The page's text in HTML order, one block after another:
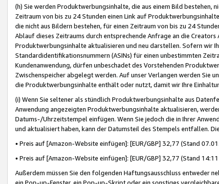
(h) Sie werden Produktwerbungsinhalte, die aus einem Bild bestehen,
Zeitraum von bis zu 24 Stunden einen Link auf
die nicht aus Bildern bestehen, für einen Zeitraum von bis zu 24
Ablauf dieses Zeitraums durch entsprechende Anfrage an die
Produktwerbungsinhalte aktualisieren und neu darstellen. Sofern wir
Standardidentifikationsnummern (ASINs) für einen unbestimmten
Kundenanwendung, dürfen unbeschadet des Vorstehenden
Zwischenspeicher abgelegt werden. Auf unser Verlangen werden Sie
die Produktwerbungsinhalte enthält oder nutzt, damit wir Ihre
(i) Wenn Sie seltener als stündlich Produktwerbungsinhalte aus
Anwendung angezeigten Produktwerbungsinhalte aktualisieren,
Datums-/Uhrzeitstempel einfügen. Wenn Sie jedoch die in Ihrer
und aktualisiert haben, kann der Datumsteil des Stempels entfallen.
• Preis auf [Amazon-Website einfügen]: [EUR/GBP] 32,77 (Stand
• Preis auf [Amazon-Website einfügen]: [EUR/GBP] 32,77 (Stand
Außerdem müssen Sie den folgenden Haftungsausschluss entweder
ein Pop-up-Fenster, ein Pop-up-Skript oder ein sonstiges